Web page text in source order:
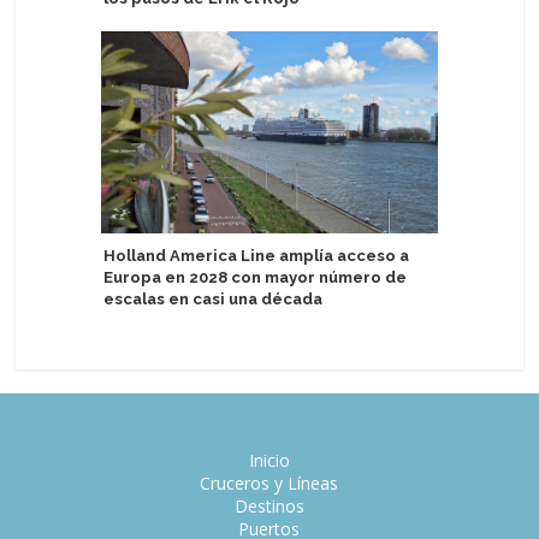
Holland America Line amplía acceso a
Europa en 2028 con mayor número de
escalas en casi una década
Inicio
Cruceros y Líneas
Destinos
Puertos